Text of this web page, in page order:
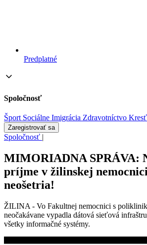
Predplatné
Spoločnosť
Šport Sociálne Imigrácia Zdravotníctvo
Zaregistrovať sa
Spoločnosť |
MIMORIADNA SPRÁVA:
príjme v žilinskej
neošetria!
ŽILINA - Vo Fakultnej nemocnici s
neočakávane vypadla dátová sieťová
všetky informačné systémy.